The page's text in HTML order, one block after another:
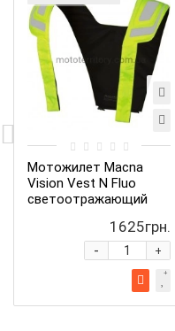
Мотожилет Macna
Vision Vest N Fluo
светоотражающий
1625грн.
+
-